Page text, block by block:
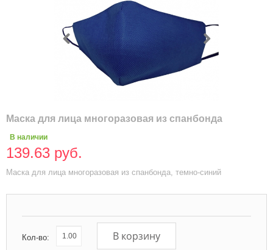
Маска для лица многоразовая из спанбонда
В наличии
139.63 руб.
Маска для лица многоразовая из спанбонда, темно-синий
Кол-во: В корзину